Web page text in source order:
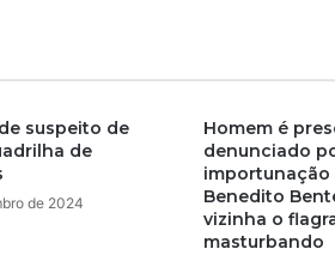
suspeito de
de
de 2024
Homem é
denunciado
importunação
Benedito
vizinha o
masturbando